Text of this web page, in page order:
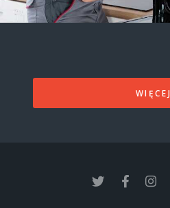
WIĘCEJ